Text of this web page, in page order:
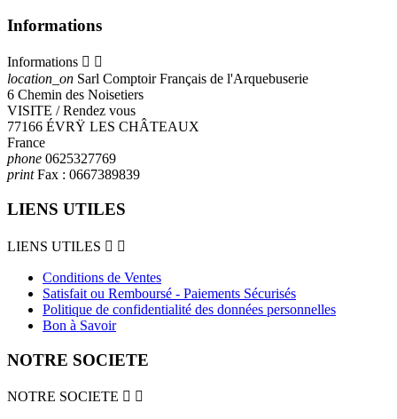
Informations
Informations  
location_on Sarl Comptoir Français de l'Arquebuserie
6 Chemin des Noisetiers
VISITE / Rendez vous
77166 ÉVRŸ LES CHÂTEAUX
France
phone 0625327769
printFax : 0667389839
LIENS UTILES
LIENS UTILES  
Conditions de Ventes
Satisfait ou Remboursé - Paiements Sécurisés
Politique de confidentialité des données personnelles
Bon à Savoir
NOTRE SOCIETE
NOTRE SOCIETE  